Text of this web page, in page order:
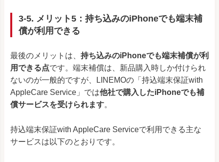
3-5. メリット5：持ち込みのiPhoneでも端末補
償が利用できる
最後のメリットは、 持ち込みのiPhoneでも端末補償が利
用できる点です。端末補償は、新品購入時しか付けられ
ないのが一般的ですが、LINEMOの「持込端末保証with
AppleCare Service」では他社で購入したiPhoneでも補
償サービスを受けられます。
持込端末保証with AppleCare Serviceで利用できる主な
サービスは以下のとおりです。